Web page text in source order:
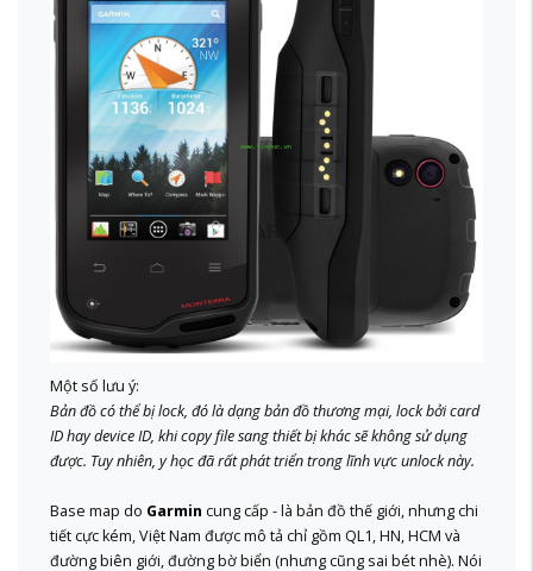
Một số lưu ý:
Bản đồ có thể bị lock, đó là dạng bản đồ thương mại, lock bởi card
ID hay device ID, khi copy file sang thiết bị khác sẽ không sử dụng
được. Tuy nhiên, y học đã rất phát triển trong lĩnh vực unlock này.
Base map do Garmin cung cấp - là bản đồ thế giới, nhưng chi
tiết cực kém, Việt Nam được mô tả chỉ gồm QL1, HN, HCM và
đường biên giới, đường bờ biển (nhưng cũng sai bét nhè). Nói